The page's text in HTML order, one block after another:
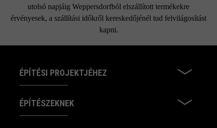
utolsó napjáig Weppersdorfból elszállított termékekre
érvényesek, a szállítási időkről kereskedőjénél tud felvilágosítást
kapni.
ÉPÍTÉSI PROJEKTJÉHEZ
ÉPÍTÉSZEKNEK